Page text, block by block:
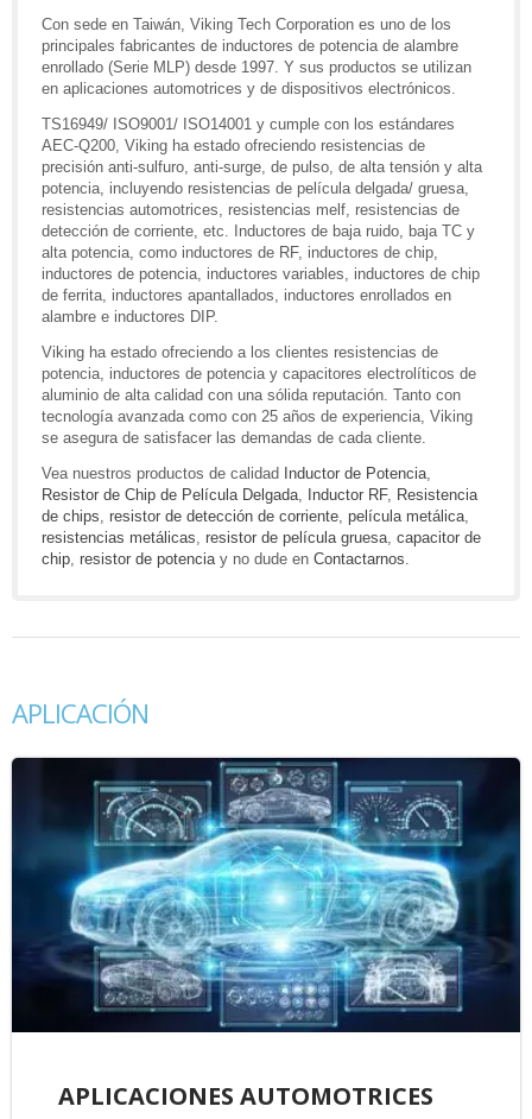
Con sede en Taiwán, Viking Tech Corporation es uno de los
principales fabricantes de inductores de potencia de alambre
enrollado (Serie MLP) desde 1997. Y sus productos se utilizan
en aplicaciones automotrices y de dispositivos electrónicos.
TS16949/ ISO9001/ ISO14001 y cumple con los estándares
AEC-Q200, Viking ha estado ofreciendo resistencias de
precisión anti-sulfuro, anti-surge, de pulso, de alta tensión y alta
potencia, incluyendo resistencias de película delgada/ gruesa,
resistencias automotrices, resistencias melf, resistencias de
detección de corriente, etc. Inductores de baja ruido, baja TC y
alta potencia, como inductores de RF, inductores de chip,
inductores de potencia, inductores variables, inductores de chip
de ferrita, inductores apantallados, inductores enrollados en
alambre e inductores DIP.
Viking ha estado ofreciendo a los clientes resistencias de
potencia, inductores de potencia y capacitores electrolíticos de
aluminio de alta calidad con una sólida reputación. Tanto con
tecnología avanzada como con 25 años de experiencia, Viking
se asegura de satisfacer las demandas de cada cliente.
Vea nuestros productos de calidad
Inductor de Potencia
Resistor de Chip de Película Delgada
Inductor RF, Resistencia
de chips resistor de detección de corriente película metálica
resistencias metálicas resistor de película gruesa capacitor de
chip resistor de potencia y no dude en Contactarnos
APLICACIÓN
APLICACIONES AUTOMOTRICES